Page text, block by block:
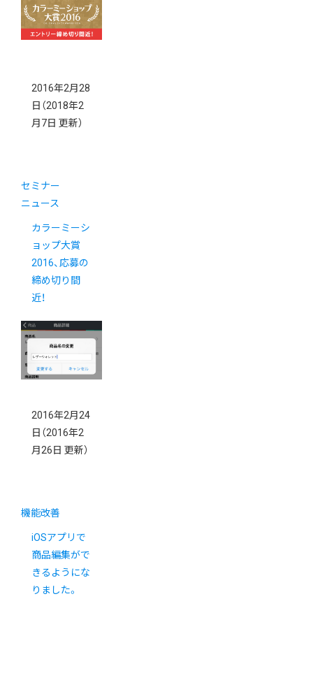
2016年2月28
日 （2018年2
月7日 更新）
セミナー
ニュース
カラーミーシ
ョップ大賞
2016、応募の
締め切り間
近！
2016年2月24
日 （2016年2
月26日 更新）
機能改善
iOSアプリで
商品編集がで
きるようにな
りました。